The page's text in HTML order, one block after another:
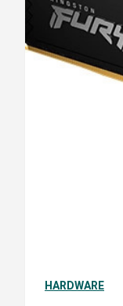
HARDWARE